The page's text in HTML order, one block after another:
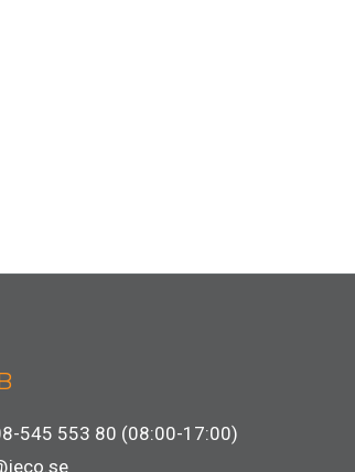
545 553 80 (08:00-17:00)